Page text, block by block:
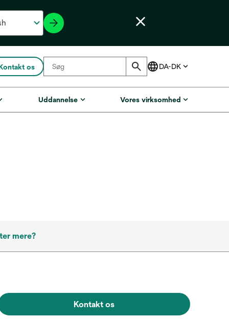
os
Uddannelse Vores virksomhed
mere?
Kontakt os